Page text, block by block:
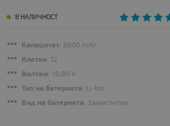
В НАЛИЧНОСТ
Капацитет: 8800 mAh
Клетки: 12
Волтаж: 10.80 V
Тип на батерията: Li-Ion
Вид на батерията: Заместител